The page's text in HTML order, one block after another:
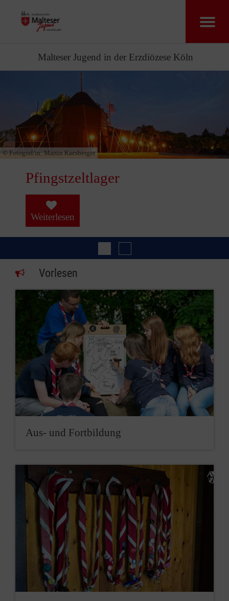
Malteser Jugend in der Erzdiözese Köln
© Fotograf/in: Martin Kaesberger
Pfingstzeltlager
Weiterlesen
Pfingstzeltlager
Vorlesen
Aus- und Fortbildung